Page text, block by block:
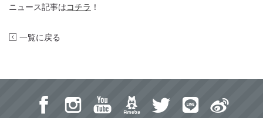
ニュース記事はコチラ ！
一覧に戻る